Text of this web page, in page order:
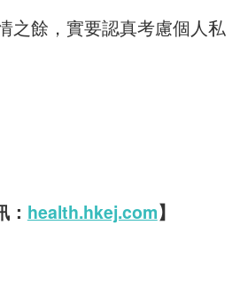
之餘，實要認真考慮個人私
health.hkej.com】